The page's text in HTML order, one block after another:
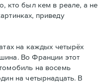
кто был кем в реале, а не
приведу
на каждых четырёх
Во Франции этот
на восемь
на четырнадцать. В